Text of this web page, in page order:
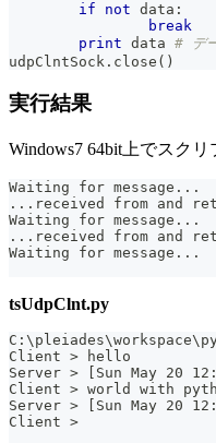
if not data :
break
print data # デ
udpClntSock . close ( )
実行結果
Windows7 64bit上でスクリ
Waiting for message...
...received from and
Waiting for message...
...received from and
Waiting for message...
tsUdpClnt.py
Client > hello
Server > [Sun May 20
Client > world with
Server > [Sun May 20
Client >